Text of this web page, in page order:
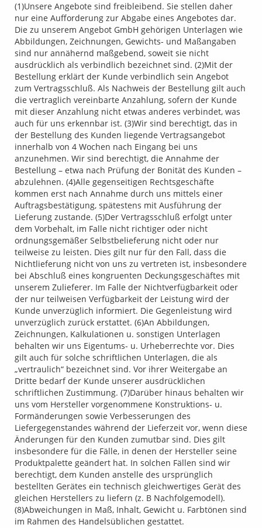
(1)Unsere Angebote sind freibleibend. Sie stellen daher
nur eine Aufforderung zur Abgabe eines Angebotes dar.
Die zu unserem Angebot GmbH gehörigen Unterlagen wie
Abbildungen, Zeichnungen, Gewichts- und Maßangaben
sind nur annähernd maßgebend, soweit sie nicht
ausdrücklich als verbindlich bezeichnet sind. (2)Mit der
Bestellung erklärt der Kunde verbindlich sein Angebot
zum Vertragsschluß. Als Nachweis der Bestellung gilt auch
die vertraglich vereinbarte Anzahlung, sofern der Kunde
mit dieser Anzahlung nicht etwas anderes verbindet, was
auch für uns erkennbar ist. (3)Wir sind berechtigt, das in
der Bestellung des Kunden liegende Vertragsangebot
innerhalb von 4 Wochen nach Eingang bei uns
anzunehmen. Wir sind berechtigt, die Annahme der
Bestellung – etwa nach Prüfung der Bonität des Kunden –
abzulehnen. (4)Alle gegenseitigen Rechtsgeschäfte
kommen erst nach Annahme durch uns mittels einer
Auftragsbestätigung, spätestens mit Ausführung der
Lieferung zustande. (5)Der Vertragsschluß erfolgt unter
dem Vorbehalt, im Falle nicht richtiger oder nicht
ordnungsgemäßer Selbstbelieferung nicht oder nur
teilweise zu leisten. Dies gilt nur für den Fall, dass die
Nichtlieferung nicht von uns zu vertreten ist, insbesondere
bei Abschluß eines kongruenten Deckungsgeschäftes mit
unserem Zulieferer. Im Falle der Nichtverfügbarkeit oder
der nur teilweisen Verfügbarkeit der Leistung wird der
Kunde unverzüglich informiert. Die Gegenleistung wird
unverzüglich zurück erstattet. (6)An Abbildungen,
Zeichnungen, Kalkulationen u. sonstigen Unterlagen
behalten wir uns Eigentums- u. Urheberrechte vor. Dies
gilt auch für solche schriftlichen Unterlagen, die als
„vertraulich“ bezeichnet sind. Vor ihrer Weitergabe an
Dritte bedarf der Kunde unserer ausdrücklichen
schriftlichen Zustimmung. (7)Darüber hinaus behalten wir
uns vom Hersteller vorgenommene Konstruktions- u.
Formänderungen sowie Verbesserungen des
Liefergegenstandes während der Lieferzeit vor, wenn diese
Änderungen für den Kunden zumutbar sind. Dies gilt
insbesondere für die Fälle, in denen der Hersteller seine
Produktpalette geändert hat. In solchen Fällen sind wir
berechtigt, dem Kunden anstelle des ursprünglich
bestellten Gerätes ein technisch gleichwertiges Gerät des
gleichen Herstellers zu liefern (z. B Nachfolgemodell).
(8)Abweichungen in Maß, Inhalt, Gewicht u. Farbtönen sind
im Rahmen des Handelsüblichen gestattet.